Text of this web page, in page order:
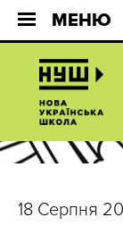
МЕНЮ
18 Серпня